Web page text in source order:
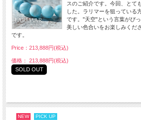
スのご紹介です。今回、とて
した。ラリマーを狙っている
です。"天空"という言葉がぴ
美しい色合いをお楽しみくだ
です。
Price：213,888円(税込)
価格： 213,888円(税込)
SOLD OUT
NEW PICK UP